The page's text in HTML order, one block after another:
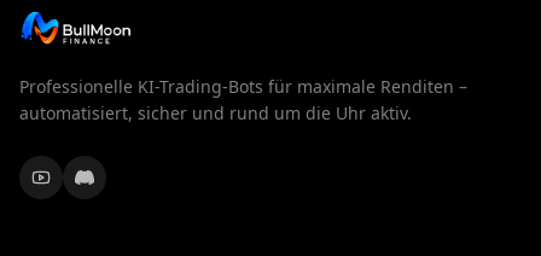
Professionelle KI-Trading-Bots für maximale Renditen –
automatisiert, sicher und rund um die Uhr aktiv.